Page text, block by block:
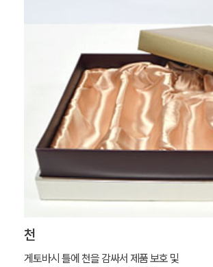
천
게토바시 틀에 천을 감싸서 제품 보호 및